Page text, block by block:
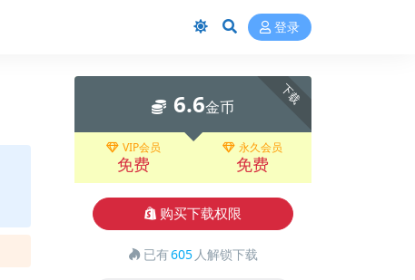
登录
下载
6.6金币
VIP会员
免费
永久会员
免费
购买下载权限
已有605 人解锁下载